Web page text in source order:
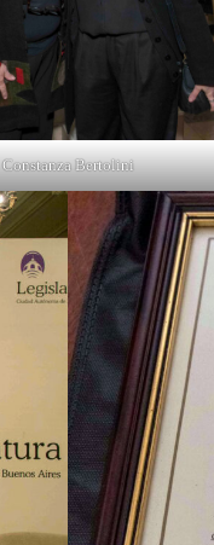
Constanza Bertolini